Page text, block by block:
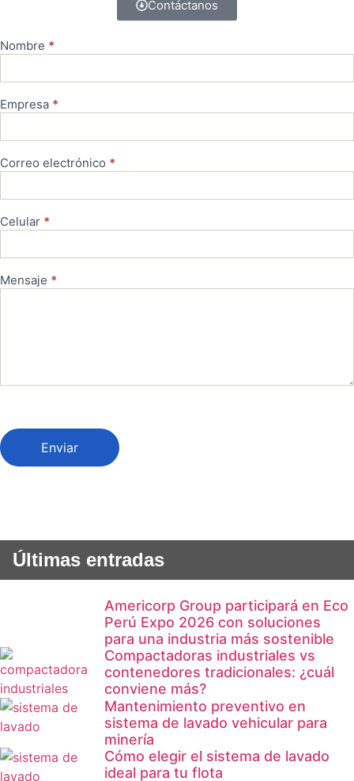
Contáctanos
Contacto
Nombre *
Empresa *
Correo electrónico *
Celular *
Mensaje *
Enviar
Últimas entradas
Americorp Group participará en Eco
Perú Expo 2026 con soluciones
para una industria más sostenible
Compactadoras industriales vs
contenedores tradicionales: ¿cuál
conviene más?
Mantenimiento preventivo en
sistema de lavado vehicular para
minería
Cómo elegir el sistema de lavado
ideal para tu flota